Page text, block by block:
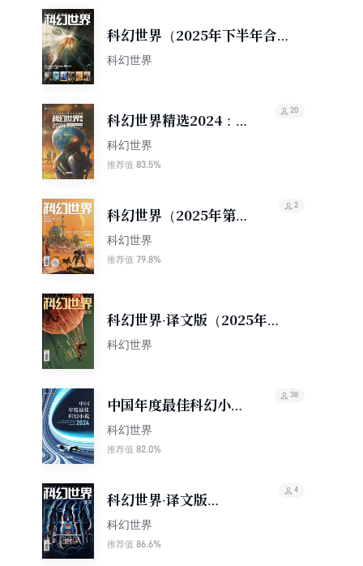
科幻世界（2025年下半年合
集）（套装共6册）
科幻世界
科幻世界精选2024：
第36届银河奖获奖作品
集（科幻世界出品 中国
科幻世界
推荐值 83.5%
20
科幻世界（2025年第11
期）
科幻世界
推荐值 79.8%
2
科幻世界·译文版（2025年第
11期）
科幻世界
中国年度最佳科幻小说
（2024）（科幻世界
出品 中国科幻基石丛
科幻世界
推荐值 82.0%
38
科幻世界·译文版
（2025年第10期）
科幻世界
推荐值 86.6%
4